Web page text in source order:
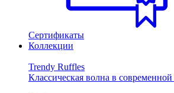
Сертификаты
Коллекции
Trendy Ruffles
Классическая волна в